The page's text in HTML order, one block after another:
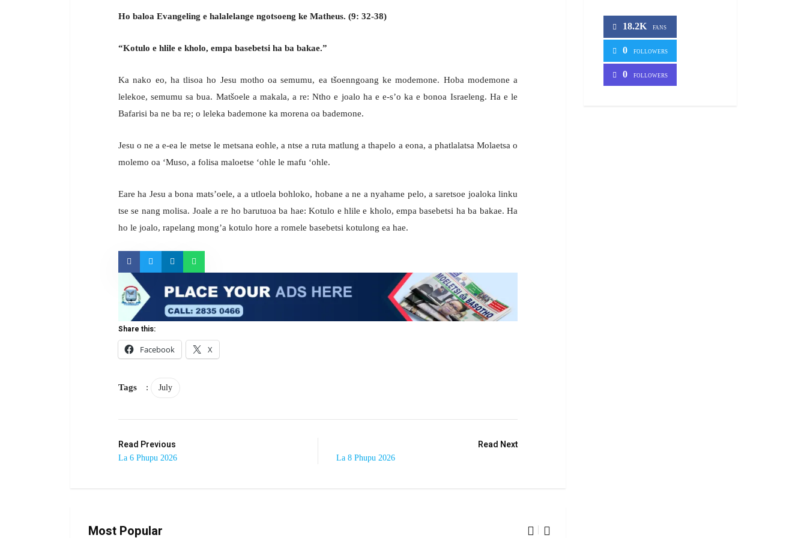
Ho baloa Evangeling e halalelange ngotsoeng ke Matheus. (9: 32-38)
“Kotulo e hlile e kholo, empa basebetsi ha ba bakae.”
Ka nako eo, ha tlisoa ho Jesu motho oa semumu, ea tšoenngoang ke modemone. Hoba modemone a
lelekoe, semumu sa bua. Matšoele a makala, a re: Ntho e joalo ha e e-s’o ka e bonoa Israeleng. Ha e le
Bafarisi ba ne ba re; o leleka bademone ka morena oa bademone.
Jesu o ne a e-ea le metse le metsana eohle, a ntse a ruta matlung a thapelo a eona, a phatlalatsa Molaetsa o
molemo oa ‘Muso, a folisa maloetse ‘ohle le mafu ‘ohle.
Eare ha Jesu a bona mats’oele, a a utloela bohloko, hobane a ne a nyahame pelo, a saretsoe joaloka linku
tse se nang molisa. Joale a re ho barutuoa ba hae: Kotulo e hlile e kholo, empa basebetsi ha ba bakae. Ha
ho le joalo, rapelang mong’a kotulo hore a romele basebetsi kotulong ea hae.
Share this:
Facebook
X
Tags : July
Read Previous
La 6 Phupu 2026
Read Next
La 8 Phupu 2026
Most Popular
18.2K FANS
0 FOLLOWERS
0 FOLLOWERS